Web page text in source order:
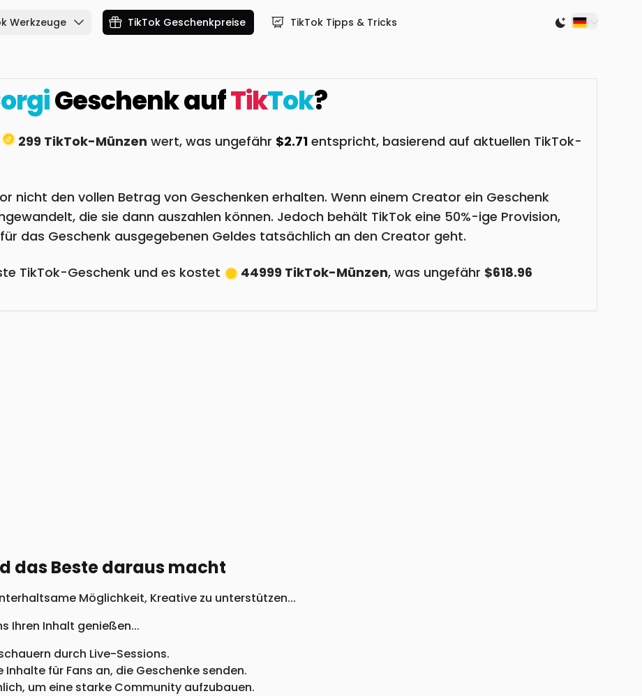
Werkzeuge TikTok Geschenkpreise TikTok Tipps & Tricks Switch to
Geschenk aufTikTok?
299 TikTok-Münzen wert, was ungefähr $2.71 entspricht, basierend auf aktuellen TikTok-
nicht den vollen Betrag von Geschenken erhalten. Wenn einem Creator ein Geschenk
die sie dann auszahlen können. Jedoch behält TikTok eine 50%-ige Provision,
das Geschenk ausgegebenen Geldes tatsächlich an den Creator geht.
TikTok-Geschenk und es kostet 44999 TikTok-Münzen, was ungefähr $618.96
das Beste daraus macht
Möglichkeit, Kreative zu unterstützen...
Ihren Inhalt genießen...
durch Live-Sessions.
für Fans an, die Geschenke senden.
um eine starke Community aufzubauen.